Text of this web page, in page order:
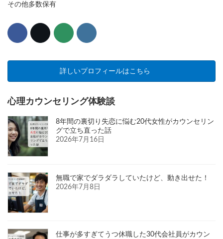
その他多数保有
詳しいプロフィールはこちら
心理カウンセリング体験談
8年間の裏切り失恋に悩む20代女性がカウンセリン
グで立ち直った話
2026年7月16日
無職で家でダラダラしていたけど、動き出せた！
2026年7月8日
仕事が多すぎてうつ休職した30代会社員がカウン